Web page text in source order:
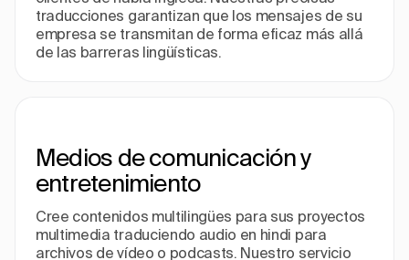
traducciones garantizan que los mensajes de su
empresa se transmitan de forma eficaz más allá
de las barreras lingüísticas.
Medios de comunicación y
entretenimiento
Cree contenidos multilingües para sus proyectos
multimedia traduciendo audio en hindi para
archivos de vídeo o podcasts. Nuestro servicio